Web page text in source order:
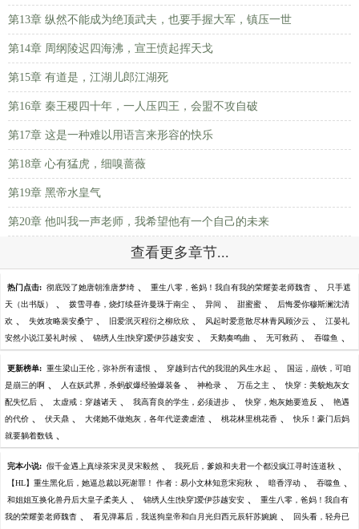
第13章 纵然不能成为绝顶武夫，也要手握大军，镇压一世
第14章 周纲陵迟四海沸，宣王愤起挥天戈
第15章 有道是，江湖儿郎江湖死
第16章 秦王稷四十年，一人压四王，会盟不攻自破
第17章 这是一种难以用语言来形容的快乐
第18章 心有猛虎，细嗅蔷薇
第19章 黑帝水皇气
第20章 他叫我一声老师，我希望他有一个自己的未来
查看更多章节...
热门点击: 彻底毁了她唐朝淮唐梦绮 、 重生八零，爸妈！我自有我的荣耀姜老师魏杳 、 只手遮
天（出书版） 、 拨雪寻春，烧灯续昼许曼珠于南尘 、 异间 、 甜蜜蜜 、 后悔爱你穆斯澜沈清
欢 、 失效攻略裴安桑宁 、 旧爱泯灭程衍之柳欣欣 、 风起时爱意散尽林青风顾汐云 、 江晏礼
安然小说江晏礼时候 、 锦绣人生[快穿]爱伊莎越安安 、 天鹅奏鸣曲 、 无可救药 、 吞噬鱼 、
更新榜单: 重生梁山王伦，弥补所有遗恨 、 穿越到古代的我混的风生水起 、 国运，崩铁，可咱
是崩三的啊 、 人在妖武界，杀蚂蚁爆经验爆装备 、 神枪录 、 万岳之主 、 快穿：美貌炮灰女
配失忆后 、 太虚戒：穿越诸天 、 我高育良的学生，必须进步 、 快穿，炮灰她要造反 、 艳遇
的代价 、 伏天鼎 、 大佬她不做炮灰，各年代逆袭虐渣 、 桃花林里桃花香 、 快乐！豪门后妈
就要躺着数钱 、
完本小说: 假千金遇上真绿茶宋灵灵宋毅然 、 我死后，爹娘和夫君一个都没疯江寻时连道秋 、
【HL】重生黑化后，她逼总裁以死谢罪！ 作者：易小文林知意宋宛秋 、 暗香浮动 、 吞噬鱼 、
和姐姐互换化兽丹后大皇子柔美人 、 锦绣人生[快穿]爱伊莎越安安 、 重生八零，爸妈！我自有
我的荣耀姜老师魏杳 、 看见弹幕后，我送狗皇帝和白月光归西元辰轩苏婉婉 、 回头看，轻舟已